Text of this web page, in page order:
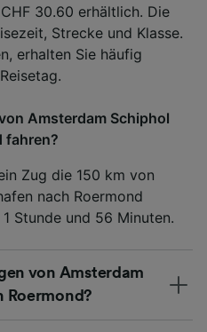
30.60 erhältlich. Die
Strecke und Klasse.
erhalten Sie häufig
Amsterdam Schiphol
fahren?
Zug die 150 km von
nach Roermond
Stunde und 56 Minuten.
von Amsterdam
Roermond?